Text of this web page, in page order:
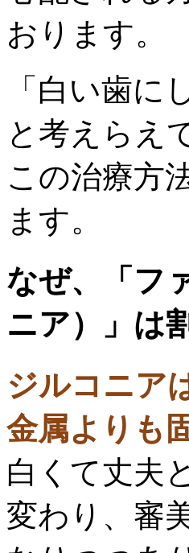
「白い歯
と考えらえ
この治療方
ます。
なぜ、「フ
ニア）」は
ジルコニア
金属よりも
白くて丈夫
変わり、審